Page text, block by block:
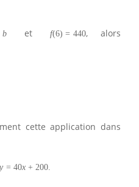
b et f(6) = 440, alors
cette application dans
y = 40x + 200.